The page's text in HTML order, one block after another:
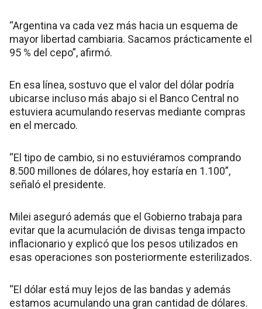
“Argentina va cada vez más hacia un esquema de
mayor libertad cambiaria. Sacamos prácticamente el
95 % del cepo”, afirmó.
En esa línea, sostuvo que el valor del dólar podría
ubicarse incluso más abajo si el Banco Central no
estuviera acumulando reservas mediante compras
en el mercado.
“El tipo de cambio, si no estuviéramos comprando
8.500 millones de dólares, hoy estaría en 1.100”,
señaló el presidente.
Milei aseguró además que el Gobierno trabaja para
evitar que la acumulación de divisas tenga impacto
inflacionario y explicó que los pesos utilizados en
esas operaciones son posteriormente esterilizados.
“El dólar está muy lejos de las bandas y además
estamos acumulando una gran cantidad de dólares.